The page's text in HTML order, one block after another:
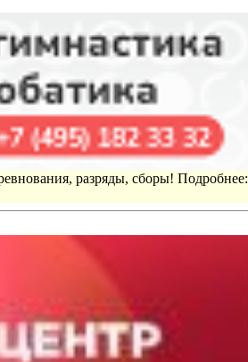
разряды, сборы! Подробнее: